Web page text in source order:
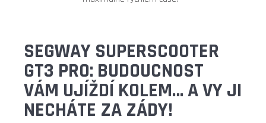
SEGWAY SUPERSCOOTER
GT3 PRO: BUDOUCNOST
VÁM UJÍŽDÍ KOLEM… A VY JI
NECHÁTE ZA ZÁDY!